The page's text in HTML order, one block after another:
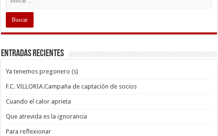
Entradas recientes
Ya tenemos pregonero (s)
F.C. VILLORIA.Campaña de captación de socios
Cuando el calor aprieta
Que atrevida es la ignorancia
Para reflexionar